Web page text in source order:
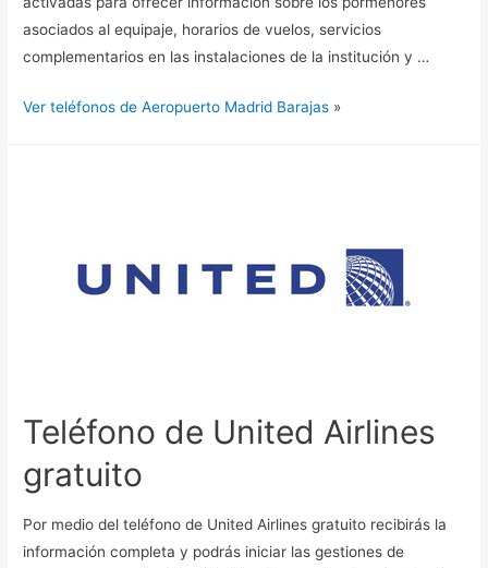
asociados al equipaje, horarios de vuelos, servicios
complementarios en las instalaciones de la institución y …
Ver teléfonos de Aeropuerto Madrid Barajas »
Teléfono de United Airlines
gratuito
Por medio del teléfono de United Airlines gratuito recibirás la
información completa y podrás iniciar las gestiones de